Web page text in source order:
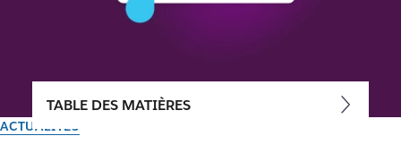
ACTUALITÉS
TABLE DES MATIÈRES